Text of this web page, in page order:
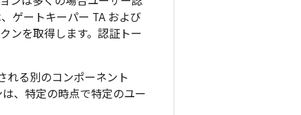
ゲートキーパー TA および
ンを取得します。認証トー
れる別のコンポーネント
、特定の時点で特定のユー